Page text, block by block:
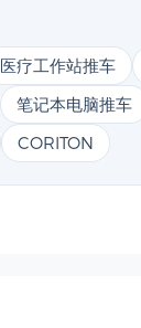
医疗工作站推车
笔记本电脑推车
CORITON